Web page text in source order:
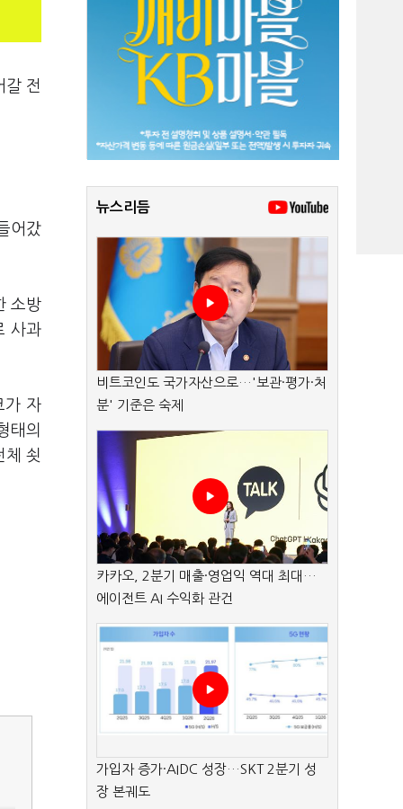
갈 전
어갔
소방
사과
가 자
태의
체 쇳
뉴스리듬
비트코인도 국가자산으로…'보관·평가·처
분' 기준은 숙제
카카오, 2분기 매출·영업익 역대 최대…
에이전트 AI 수익화 관건
가입자 증가·AIDC 성장…SKT 2분기 성
장 본궤도